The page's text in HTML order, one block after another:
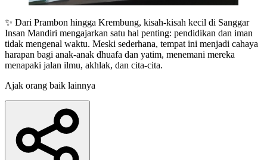
✨ Dari Prambon hingga Krembung, kisah-kisah kecil di Sanggar
Insan Mandiri mengajarkan satu hal penting: pendidikan dan iman
tidak mengenal waktu. Meski sederhana, tempat ini menjadi cahaya
harapan bagi anak-anak dhuafa dan yatim, menemani mereka
menapaki jalan ilmu, akhlak, dan cita-cita.
Ajak orang baik lainnya